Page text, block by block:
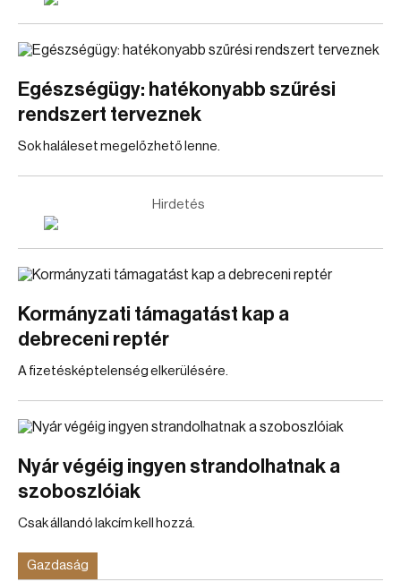
Egészségügy: hatékonyabb szűrési
rendszert terveznek
Sok haláleset megelőzhető lenne.
Hirdetés
Kormányzati támagatást kap a
debreceni reptér
A fizetésképtelenség elkerülésére.
Nyár végéig ingyen strandolhatnak a
szoboszlóiak
Csak állandó lakcím kell hozzá.
Gazdaság